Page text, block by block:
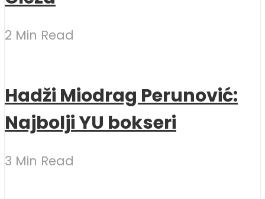
2 Min Read
Hadži Miodrag Perunović:
Najbolji YU bokseri
3 Min Read